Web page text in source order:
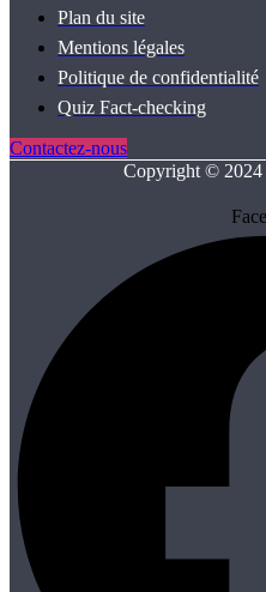
Plan du site
Mentions légales
Politique de confidentialité
Quiz Fact‑checking
Contactez-nous
Copyright © 2024